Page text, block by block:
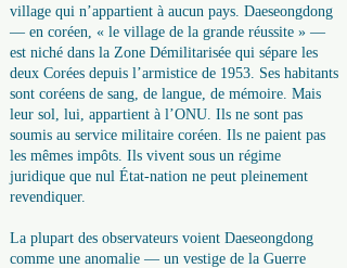
village qui n’appartient à aucun pays. Daeseongdong
— en coréen, « le village de la grande réussite » —
est niché dans la Zone Démilitarisée qui sépare les
deux Corées depuis l’armistice de 1953. Ses habitants
sont coréens de sang, de langue, de mémoire. Mais
leur sol, lui, appartient à l’ONU. Ils ne sont pas
soumis au service militaire coréen. Ils ne paient pas
les mêmes impôts. Ils vivent sous un régime
juridique que nul État-nation ne peut pleinement
revendiquer.
La plupart des observateurs voient Daeseongdong
comme une anomalie — un vestige de la Guerre